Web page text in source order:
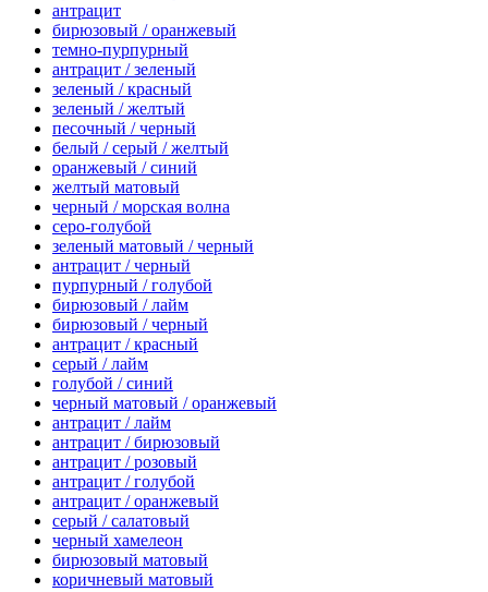
антрацит
бирюзовый / оранжевый
темно-пурпурный
антрацит / зеленый
зеленый / красный
зеленый / желтый
песочный / черный
белый / серый / желтый
оранжевый / синий
желтый матовый
черный / морская волна
серо-голубой
зеленый матовый / черный
антрацит / черный
пурпурный / голубой
бирюзовый / лайм
бирюзовый / черный
антрацит / красный
серый / лайм
голубой / синий
черный матовый / оранжевый
антрацит / лайм
антрацит / бирюзовый
антрацит / розовый
антрацит / голубой
антрацит / оранжевый
серый / салатовый
черный хамелеон
бирюзовый матовый
коричневый матовый